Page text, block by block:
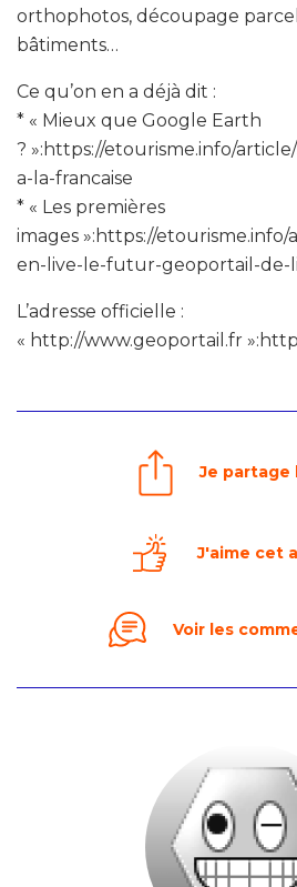
orthophotos, découpage
bâtiments…
Ce qu’on en a déjà dit :
* « Mieux que Google Earth
? »:https://etourisme.info/
a-la-francaise
* « Les premières
images »:https://
en-live-le-futur-geoportail-de-
L’adresse officielle :
« http://www.geoportail.fr
Je partage
J'aime cet
Voir les